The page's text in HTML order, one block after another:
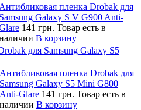
Антибликовая пленка Drobak для
Samsung Galaxy S V G900 Anti-
141 грн. Товар есть в
В корзину
для Samsung Galaxy S5
Антибликовая пленка Drobak для
Samsung Galaxy S5 Mini G800
Anti-Glare 141 грн. Товар есть в
наличии В корзину